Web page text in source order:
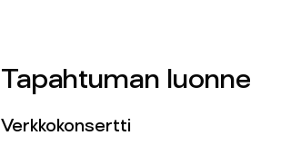
Tapahtuman luonne
Verkkokonsertti